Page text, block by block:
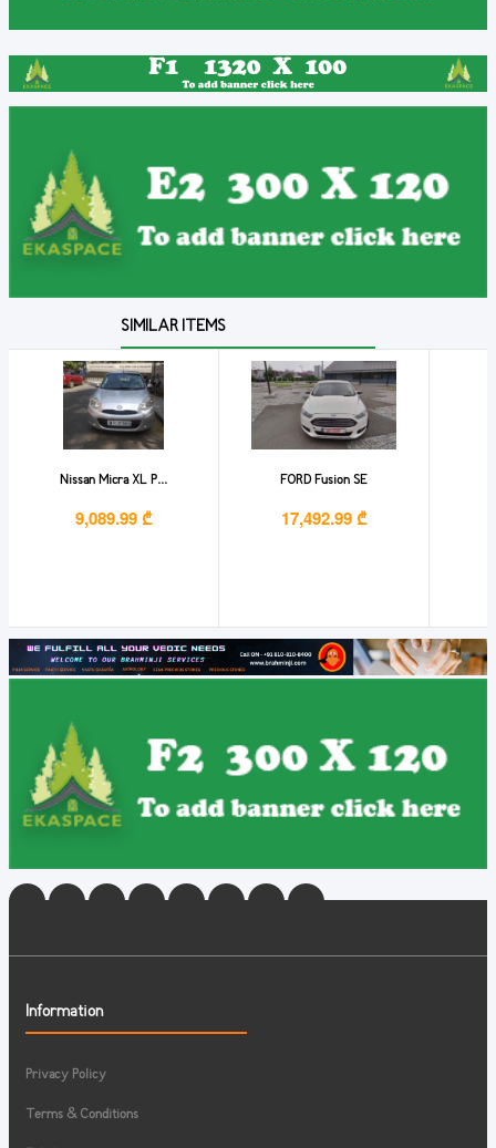
SIMILAR ITEMS
Nissan Micra XL P...
9,089.99 ₾
FORD Fusion SE
17,492.99 ₾
Information
Privacy Policy
Terms & Conditions